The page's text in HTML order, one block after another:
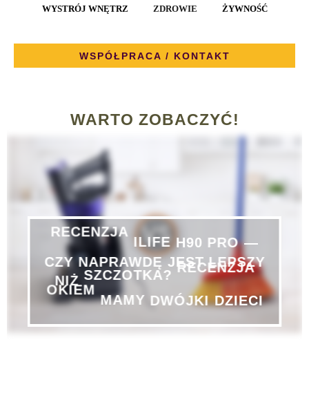
WYSTRÓJ WNĘTRZ
ZDROWIE ŻYWNOŚĆ
WSPÓŁPRACA / KONTAKT
WARTO ZOBACZYĆ!
RECENZJA ILIFE H90 PRO
CZY NAPRAWDĘ
JEST LEPSZY
NIŻ SZCZOTKA?
RECENZJA
OKIEM MAMY DWÓJKI DZIECI